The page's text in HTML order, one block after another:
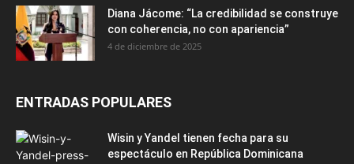
Diana Jácome: “La credibilidad se construye
con coherencia, no con apariencia”
4 de diciembre de 2025
ENTRADAS POPULARES
Wisin y Yandel tienen fecha para su
espectáculo en República Dominicana